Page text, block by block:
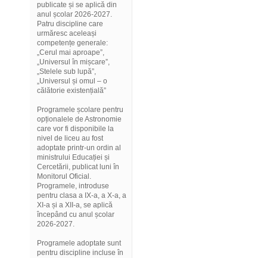
publicate și se aplică din
anul școlar 2026-2027.
Patru discipline care
urmăresc aceleași
competențe generale:
„Cerul mai aproape”,
„Universul în mișcare”,
„Stelele sub lupă”,
„Universul și omul – o
călătorie existențială”
Programele școlare pentru
opționalele de Astronomie
care vor fi disponibile la
nivel de liceu au fost
adoptate printr-un ordin al
ministrului Educației și
Cercetării, publicat luni în
Monitorul Oficial.
Programele, introduse
pentru clasa a IX-a, a X-a, a
XI-a și a XII-a, se aplică
începând cu anul școlar
2026-2027.
Programele adoptate sunt
pentru discipline incluse în